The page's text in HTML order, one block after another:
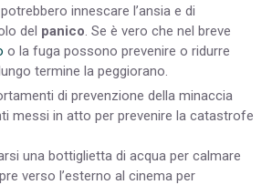
innescare l’ansia e di
del panico . Se è vero che nel breve
o la fuga possono prevenire o ridurre
termine la peggiorano.
di prevenzione della minaccia
messi in atto per prevenire la catastrofe
una bottiglietta di acqua per calmare
verso l’esterno al cinema per